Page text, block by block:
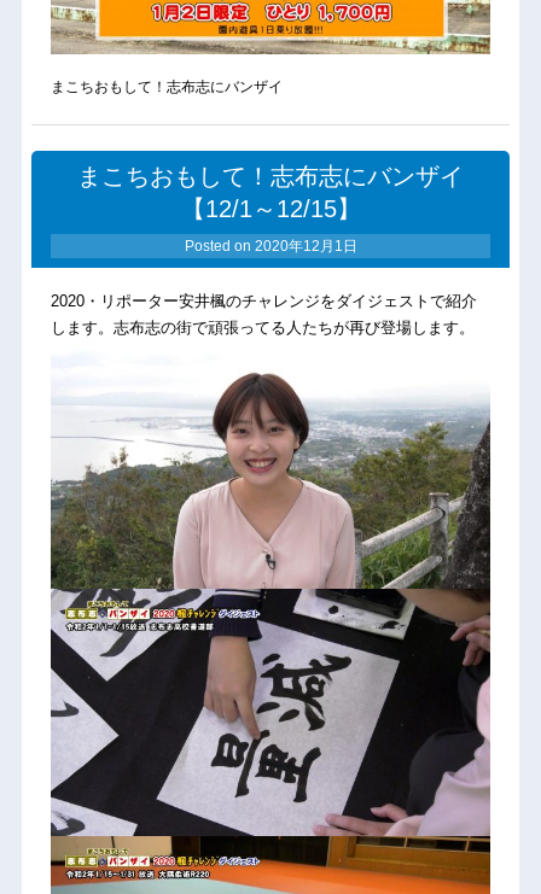
まこちおもして！志布志にバンザイ
まこちおもして！志布志にバンザイ
【12/1～12/15】
Posted on 2020年12月1日
2020・リポーター安井楓のチャレンジをダイジェストで紹介
します。志布志の街で頑張ってる人たちが再び登場します。